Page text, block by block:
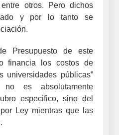
otros. Pero dichos
y por lo tanto se
Presupuesto de este
financia los costos de
universidades públicas”
es absolutamente
especifico, sino del
Ley mientras que las